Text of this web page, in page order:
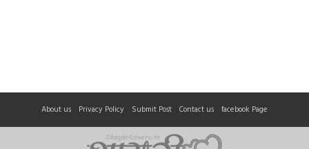
About us Privacy Policy Submit Post Contact us facebook Page